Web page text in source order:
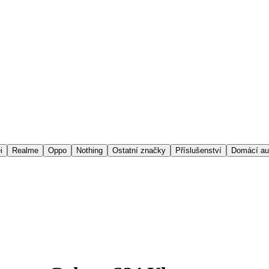
Realme Oppo Nothing Ostatní značky Příslušenství Domácí